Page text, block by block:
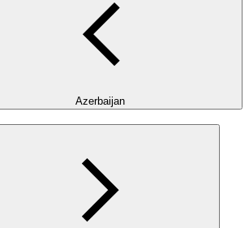
Azerbaijan